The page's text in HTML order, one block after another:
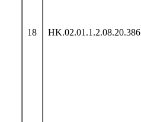
18 HK.02.01.1.2.08.20.386